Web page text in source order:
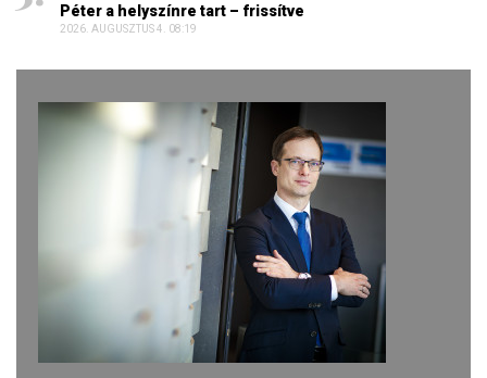
Péter a helyszínre tart – frissítve
2026. AUGUSZTUS 4. 08:19